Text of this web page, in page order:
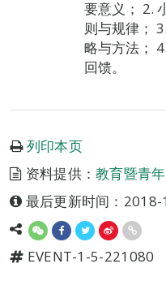
要意义； 2.
则与规律；
略与方法；
回馈。
列印本页
资料提供：教育暨青年
最后更新时间：
EVENT-1-5-221080